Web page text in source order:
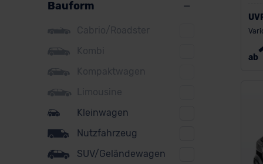
Citroen
Cupra
DS
Dacia
Bauform
Cabrio/Roadster
Kombi
Kompaktwagen
Limousine
Kleinwagen
Nutzfahrzeug
SUV/Geländewagen
ab